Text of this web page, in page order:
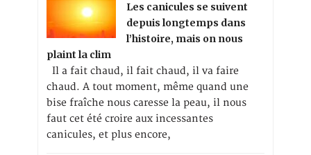
Les canicules se suivent
depuis longtemps dans
l’histoire, mais on nous
plaint la clim
Il a fait chaud, il fait chaud, il va faire
chaud. A tout moment, même quand une
bise fraîche nous caresse la peau, il nous
faut cet été croire aux incessantes
canicules, et plus encore,